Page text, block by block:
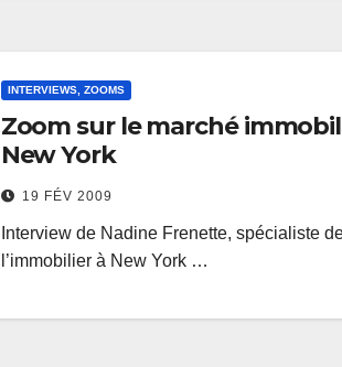
INTERVIEWS, ZOOMS
Zoom sur le marché
New York
19 FÉV 2009
Interview de Nadine Frenette, spécialiste
l’immobilier à New York …